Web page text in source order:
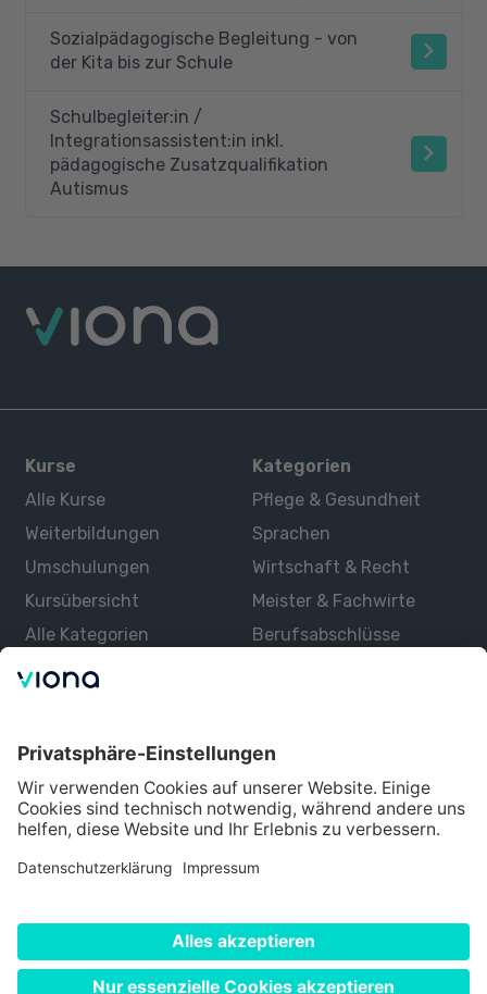
Sozialpädagogische Begleitung - von
der Kita bis zur Schule
Schulbegleiter:in /
Integrationsassistent:in inkl.
pädagogische Zusatzqualifikation
Autismus
Kurse
Alle Kurse
Weiterbildungen
Umschulungen
Kursübersicht
Alle Kategorien
Kategorien
Pflege & Gesundheit
Sprachen
Wirtschaft & Recht
Meister & Fachwirte
Berufsabschlüsse
Über uns
Lernen mit Viona
Alle Partner
Partner werden
Impressum
Nutzungsbedingungen
Cookie Einstellungen